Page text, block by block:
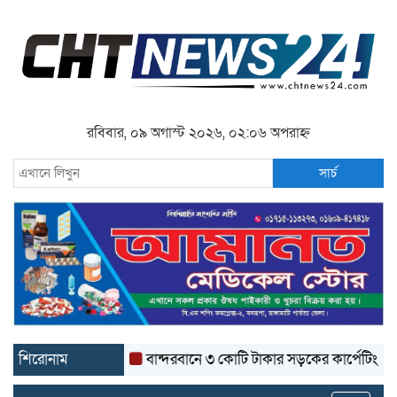
রবিবার, ০৯ অগাস্ট ২০২৬, ০২:০৬ অপরাহ্ন
সার্চ
শিরোনাম বান্দরবানে ৩ কোটি টাকার সড়কের কার্পেটিং উঠে যাচ্ছে